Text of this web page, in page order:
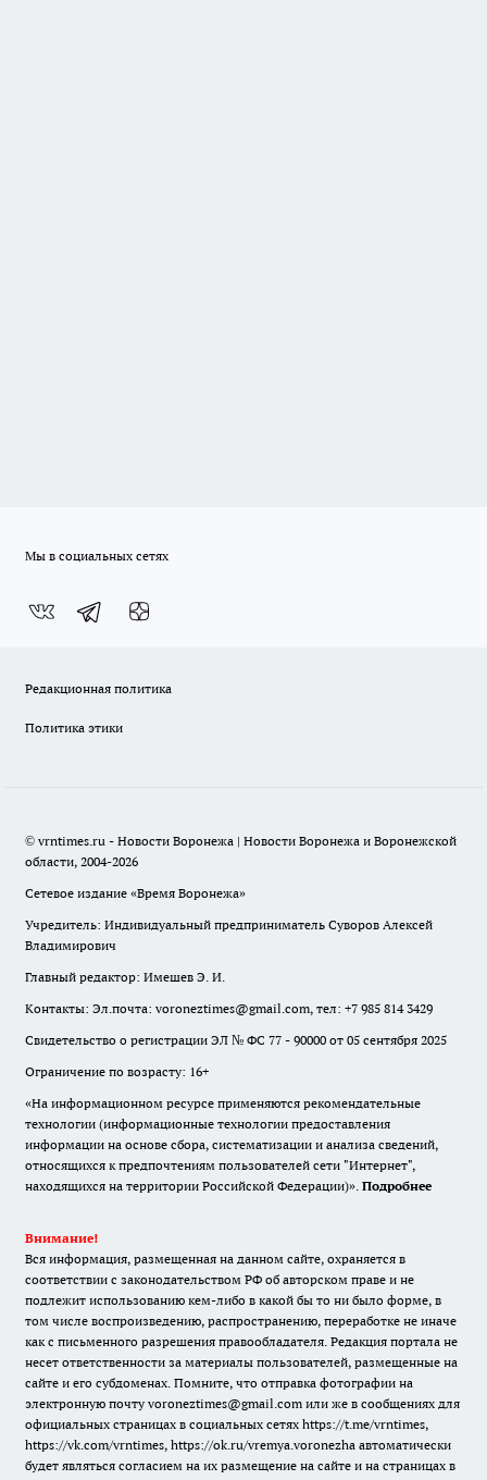
Мы в социальных сетях
Редакционная политика
Политика этики
© vrntimes.ru - Новости Воронежа | Новости Воронежа и Воронежской
области, 2004-2026
Сетевое издание «Время Воронежа»
Учредитель: Индивидуальный предприниматель Суворов Алексей
Владимирович
Главный редактор: Имешев Э. И.
Контакты: Эл.почта: voroneztimes@gmail.com, тел: +7 985 814 3429
Свидетельство о регистрации ЭЛ № ФС 77 - 90000 от 05 сентября 2025
Ограничение по возрасту: 16+
«На информационном ресурсе применяются рекомендательные
технологии (информационные технологии предоставления
информации на основе сбора, систематизации и анализа сведений,
относящихся к предпочтениям пользователей сети "Интернет",
находящихся на территории Российской Федерации)». Подробнее
Внимание!
Вся информация, размещенная на данном сайте, охраняется в
соответствии с законодательством РФ об авторском праве и не
подлежит использованию кем-либо в какой бы то ни было форме, в
том числе воспроизведению, распространению, переработке не иначе
как с письменного разрешения правообладателя. Редакция портала не
несет ответственности за материалы пользователей, размещенные на
сайте и его субдоменах. Помните, что отправка фотографии на
электронную почту voroneztimes@gmail.com или же в сообщениях для
официальных страницах в социальных сетях https://t.me/vrntimes,
https://vk.com/vrntimes, https://ok.ru/vremya.voronezha автоматически
будет являться согласием на их размещение на сайте и на страницах в